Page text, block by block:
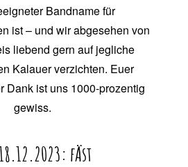
Bandname für
ist – und wir abgesehen von
liebend gern auf jegliche
Kalauer verzichten. Euer
Dank ist uns 1000-prozentig
gewiss.
fÄst